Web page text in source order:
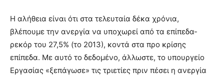
Η αλήθεια είναι ότι στα τελευταία δέκα χρόνια,
βλέπουμε την ανεργία να υποχωρεί από τα επίπεδα-
ρεκόρ του 27,5% (το 2013), κοντά στα προ κρίσης
επίπεδα. Με αυτό το δεδομένο, άλλωστε, το υπουργείο
Εργασίας «ξεπάγωσε» τις τριετίες πριν πέσει η ανεργία